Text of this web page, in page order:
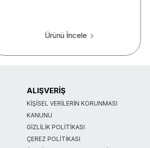
Ürünü İncele
ALIŞVERİŞ
KIŞISEL VERILERIN KORUNMASI
KANUNU
GIZLILIK POLITIKASI
ÇEREZ POLITIKASI